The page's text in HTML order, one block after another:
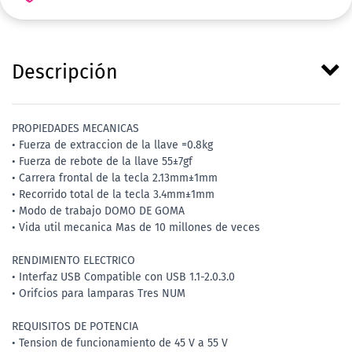
Descripción
PROPIEDADES MECANICAS
• Fuerza de extraccion de la llave =0.8kg
• Fuerza de rebote de la llave 55±7gf
• Carrera frontal de la tecla 2.13mm±1mm
• Recorrido total de la tecla 3.4mm±1mm
• Modo de trabajo DOMO DE GOMA
• Vida util mecanica Mas de 10 millones de veces
RENDIMIENTO ELECTRICO
• Interfaz USB Compatible con USB 1.1-2.0.3.0
• Orifcios para lamparas Tres NUM
REQUISITOS DE POTENCIA
• Tension de funcionamiento de 45 V a 55 V